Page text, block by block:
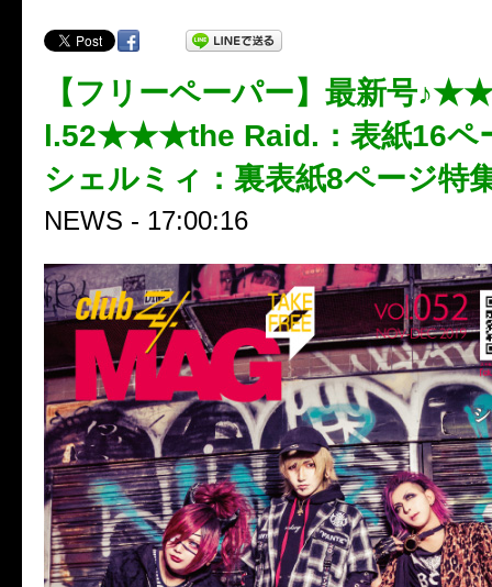
【フリーペーパー】最新号
l.52★★★the Raid.：表紙16ペ
シェルミィ：裏表紙8ページ特
NEWS - 17:00:16